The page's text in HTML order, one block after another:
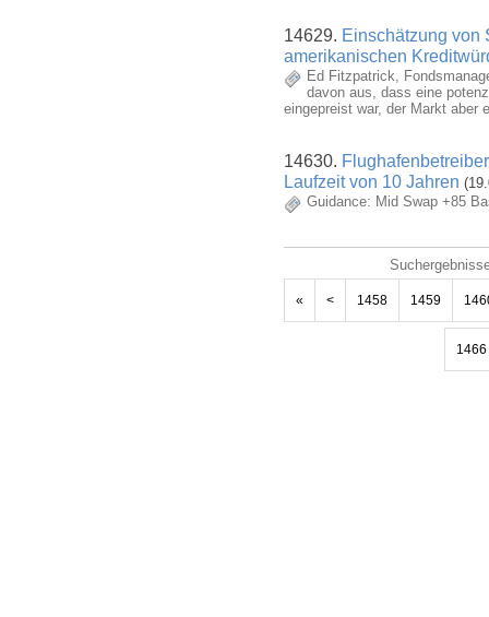
14629. Einschätzung von
amerikanischen
Ed Fitzpatrick,
davon aus, dass eine
eingepreist war, der Markt
14630.
Laufzeit von 10 Jahren
Guidance: Mid Swap +85
« < 1458 1459
1466